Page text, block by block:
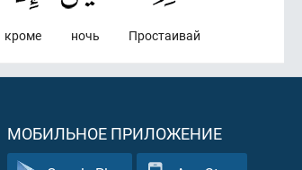
Простаивай
ночь
кроме
МОБИЛЬНОЕ ПРИЛОЖЕНИЕ